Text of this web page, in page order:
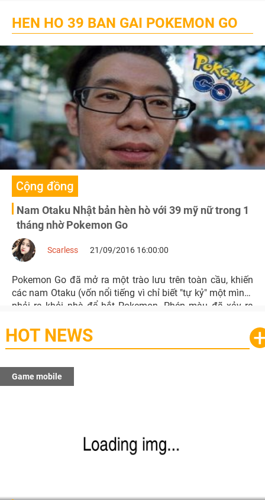
HEN HO 39 BAN GAI POKEMON GO
Cộng đồng
Nam Otaku Nhật bản hèn hò với 39 mỹ nữ trong 1
tháng nhờ Pokemon Go
Scarless 21/09/2016 16:00:00
Pokemon Go đã mở ra một trào lưu trên toàn cầu, khiến
các nam Otaku (vốn nổi tiếng vì chỉ biết "tự kỷ" một mình)
phải ra khỏi nhà để bắt Pokemon. Phép màu đã xảy ra
thông qua trò chơi.
HOT NEWS
Game mobile